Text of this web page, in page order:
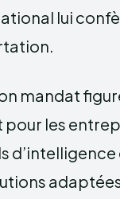
lui
mandat
pour les